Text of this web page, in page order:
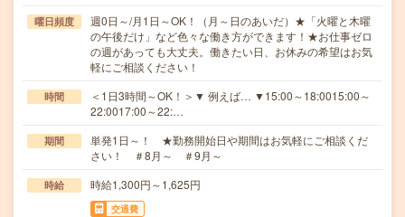
曜日頻度
週0日～/月1日～OK！（月～日のあいだ）★「火曜と木曜
の午後だけ」など色々な働き方ができます！★お仕事ゼロ
の週があっても大丈夫。働きたい日、お休みの希望はお気
軽にご相談ください！
時間
＜1日3時間～OK！＞▼ 例えば… ▼15:00～18:0015:00～
22:0017:00～22:…
期間
単発1日～！ ★勤務開始日や期間はお気軽にご相談くだ
さい！ ＃8月～ ＃9月～
時給 時給1,300円～1,625円
交通費